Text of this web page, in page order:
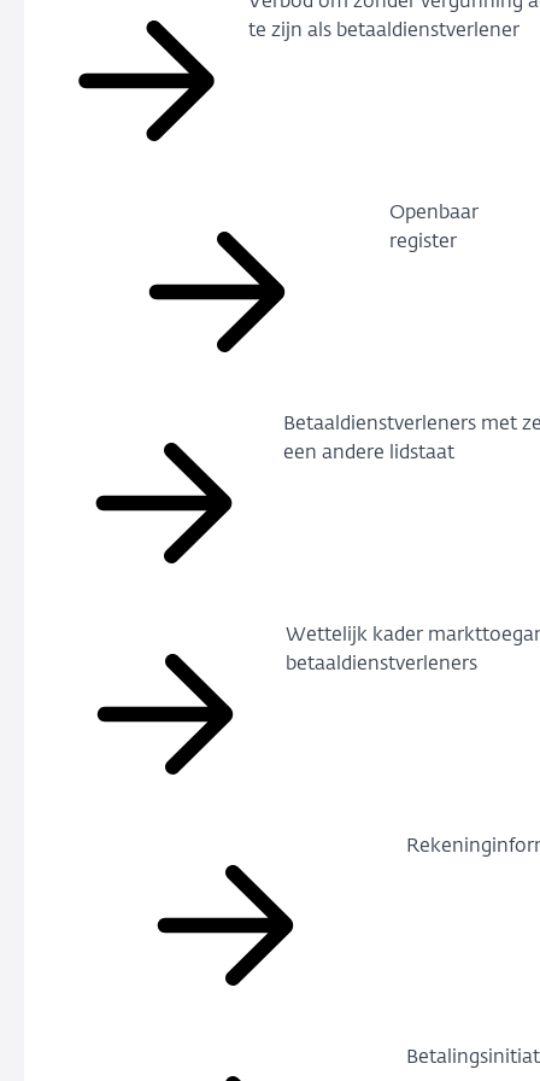
te zijn als betaaldienstverlener
Openbaar
register
Betaaldienstverleners met
een andere lidstaat
Wettelijk kader
betaaldienstverleners